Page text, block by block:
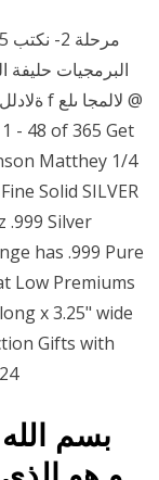
Matthey 1/4
Solid SILVER
.999 Silver
has .999 Pure
Low Premiums
x 3.25" wide
Gifts with